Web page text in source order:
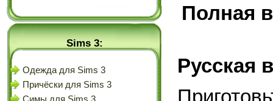
Sims 3:
Одежда для Sims 3
Причёски для Sims 3
Полная
Русская